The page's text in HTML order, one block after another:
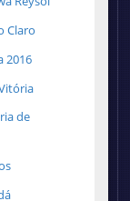
Claro
2016
de